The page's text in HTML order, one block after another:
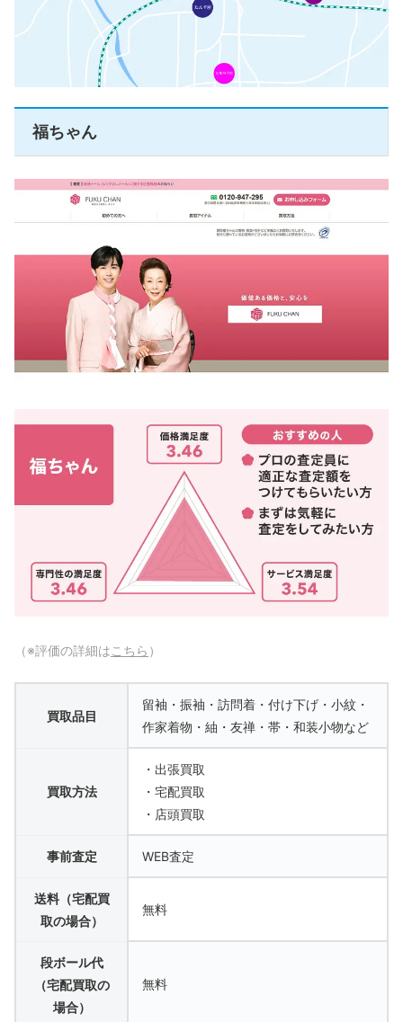
福ちゃん
（※評価の詳細は こちら ）
買取品目
留袖・振袖・訪問着・付け下げ・小紋・
作家着物・紬・友禅・帯・和装小物など
買取方法
・出張買取
・宅配買取
・店頭買取
事前査定 WEB査定
送料（宅配買
取の場合）
無料
段ボール代
（宅配買取の
場合）
無料